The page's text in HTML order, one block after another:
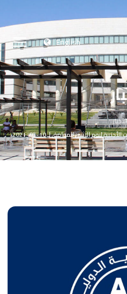
English
الأخبار
ليوم الاثنين الموافق لـ 10-05-2021